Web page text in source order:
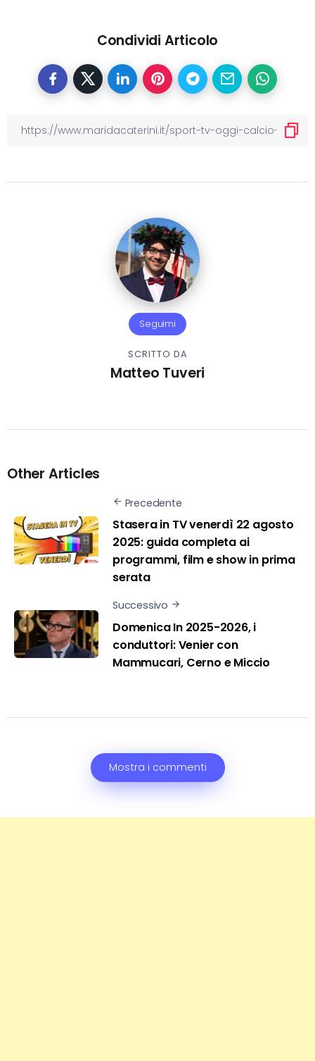
Condividi Articolo
Seguimi
SCRITTO DA
Matteo Tuveri
Other Articles
Precedente
Stasera in TV venerdì 22 agosto
2025: guida completa ai
programmi, film e show in prima
serata
Successivo
Domenica In 2025-2026, i
conduttori: Venier con
Mammucari, Cerno e Miccio
Mostra i commenti